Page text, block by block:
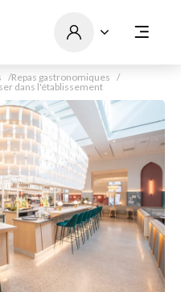
Repas gastronomiques
dans l'établissement